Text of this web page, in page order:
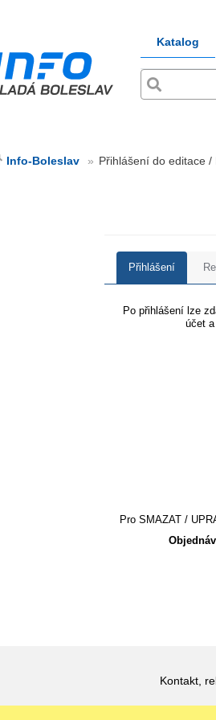
Katalog
Info-Boleslav Přihlášení do editace
Přihlášení
Po přihlášení lze
účet
Pro SMAZAT /
Kontakt,